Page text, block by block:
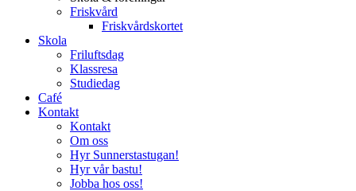
Friskvård
Friskvårdskortet
Skola
Friluftsdag
Klassresa
Studiedag
Café
Kontakt
Kontakt
Om oss
Hyr Sunnerstastugan!
Hyr vår bastu!
Jobba hos oss!